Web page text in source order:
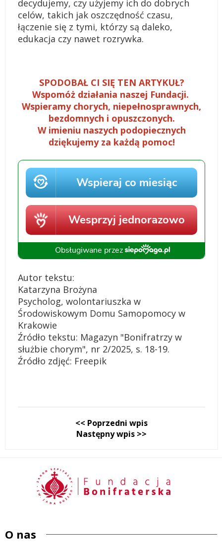
decydujemy, czy użyjemy ich do dobrych
celów, takich jak oszczędność czasu,
łączenie się z tymi, którzy są daleko,
edukacja czy nawet rozrywka.
SPODOBAŁ CI SIĘ TEN ARTYKUŁ?
Wspomóż działania naszej Fundacji.
Wspieramy chorych, niepełnosprawnych,
bezdomnych i opuszczonych.
W imieniu naszych podopiecznych
dziękujemy za każdą pomoc!
Autor tekstu:
Katarzyna Brożyna
Psycholog, wolontariuszka w
Środowiskowym Domu Samopomocy w
Krakowie
Źródło tekstu: Magazyn "Bonifratrzy w
służbie chorym", nr 2/2025, s. 18-19.
Źródło zdjęć: Freepik
<< Poprzedni wpis
Następny wpis >>
O nas